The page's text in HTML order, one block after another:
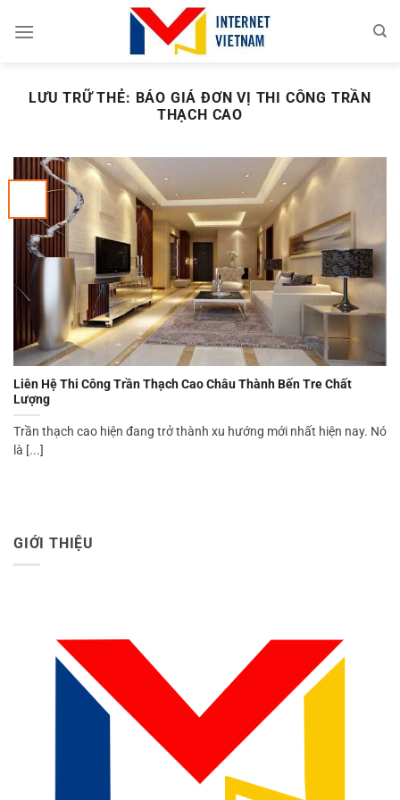
đến
LƯU TRỮ THẺ: BÁO GIÁ ĐƠN VỊ THI CÔNG TRẦN
THẠCH CAO
Liên Hệ Thi Công Trần Thạch Cao Châu Thành Bến Tre Chất
Lượng
Trần thạch cao hiện đang trở thành xu hướng mới nhất hiện nay. Nó
là [...]
GIỚI THIỆU